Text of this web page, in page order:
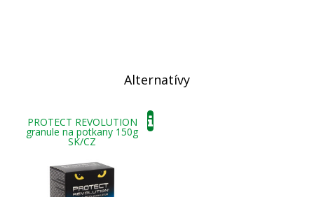
Alternatívy
PROTECT REVOLUTION
granule na potkany 150g
SK/CZ